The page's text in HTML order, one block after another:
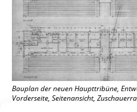
Bauplan der neuen Haupttribüne,
Vorderseite, Seitenansicht,